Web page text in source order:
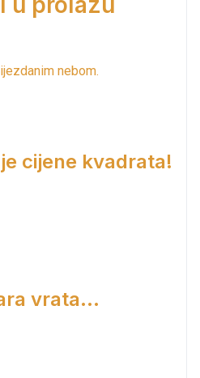
nebom.
cijene kvadrata!
vrata...